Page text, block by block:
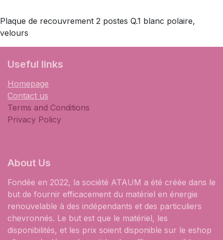
Plaque de recouvrement 2 postes Q.1 blanc polaire,
velours
​Useful links
Homepage
Contact us
Terms and Conditions
Privacy Policy
About Us
Fondée en 2022, la société ATAUM a été créée dans le
but de fournir efficacement du matériel en énergie
renouvelable à des indépendants et des particuliers
chevronnés. Le but est que le matériel, les
disponibilités, et les prix soient disponible sur le eshop